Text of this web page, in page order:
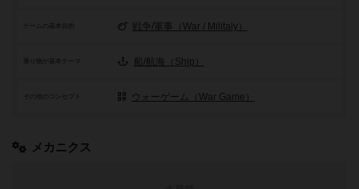
ゲームの基本目的 戦争/軍事（War / Militaly）
乗り物が基本テーマ 船/航海（Ship）
その他のコンセプト ウォーゲーム（War Game）
メカニクス